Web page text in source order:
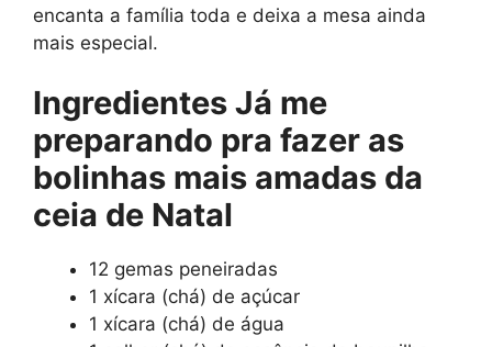
encanta a família toda e deixa a mesa ainda
mais especial.
Ingredientes Já me
preparando pra fazer as
bolinhas mais amadas da
ceia de Natal
12 gemas peneiradas
1 xícara (chá) de açúcar
1 xícara (chá) de água